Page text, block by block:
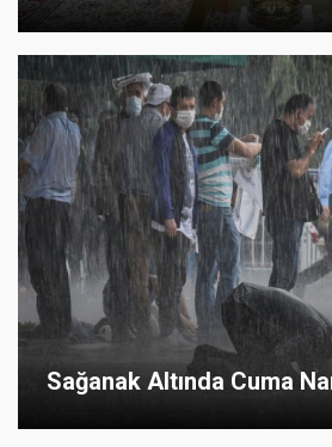
Sağanak Altında Cuma